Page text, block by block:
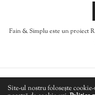
Fain & Simplu este un proiect
Site-ul nostru folosește